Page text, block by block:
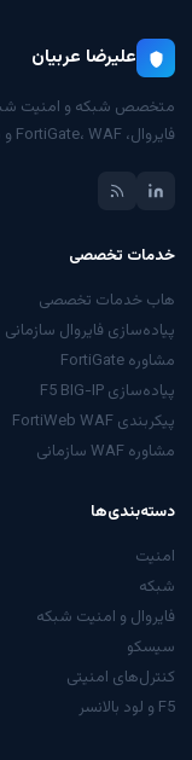
علیرضا عربیان
متخصص شبکه و امنیت
فایروال، FortiGate، WAF و سخت‌سازی زیرساخت.
خدمات تخصصی
هاب خدمات تخصصی
پیاده‌سازی فایروال سازمانی
مشاوره FortiGate
پیاده‌سازی F5 BIG-IP
پیکربندی FortiWeb WAF
مشاوره WAF سازمانی
دسته‌بندی‌ها
امنیت
شبکه
فایروال و امنیت شبکه
سیسکو
کنترل‌های امنیتی
F5 و لود بالانسر